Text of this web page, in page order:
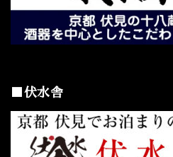
■伏水舎